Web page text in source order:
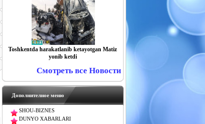
Toshkentda harakatlanib ketayotgan Matiz
yonib ketdi
Смотреть все Новости
Дополнителное меню
SHOU-BIZNES
DUNYO XABARLARI